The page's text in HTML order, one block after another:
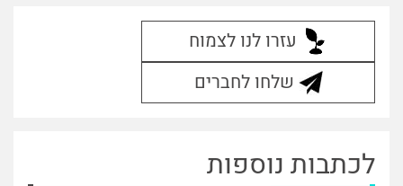
עזרו לנו לצמוח
שלחו לחברים
לכתבות נוספות